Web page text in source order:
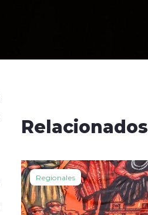
Relacionados
Regionales